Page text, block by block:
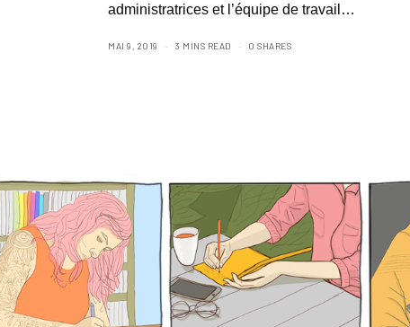
administratrices et l’équipe de travail…
MAI 9, 2019 3 MINS READ 0 SHARES